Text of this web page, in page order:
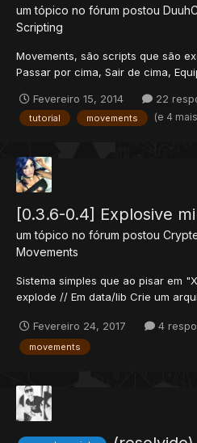
um tópico no fórum postou
Scripting
Movements, são scripts que são
Passar por cima, Sair de cima,
: function onEquip(cid, item, slot) --
onDeEquip(cid, item, slot) -- Ao
Fevereiro 15, 2014 22
tutorial movements (e 4
[0.3.6-0.4] Explosive
um tópico no fórum postou
Movements
Sistema simples que ao pisar em
explode // Em data/lib Crie um
'aid', value)endfunction
getTileItemById(pos, id) if item.uid >...
Fevereiro 24, 2017 4
movements